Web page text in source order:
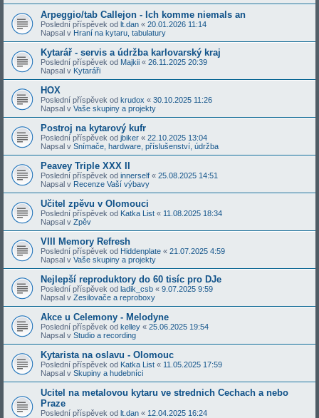
Arpeggio/tab Callejon - Ich komme niemals an
Poslední příspěvek od lt.dan « 20.01.2026 11:14
Napsal v Hraní na kytaru, tabulatury
Kytarář - servis a údržba karlovarský kraj
Poslední příspěvek od Majkii « 26.11.2025 20:39
Napsal v Kytaráři
HOX
Poslední příspěvek od krudox « 30.10.2025 11:26
Napsal v Vaše skupiny a projekty
Postroj na kytarový kufr
Poslední příspěvek od jbiker « 22.10.2025 13:04
Napsal v Snímače, hardware, příslušenství, údržba
Peavey Triple XXX II
Poslední příspěvek od innerself « 25.08.2025 14:51
Napsal v Recenze Vaší výbavy
Učitel zpěvu v Olomouci
Poslední příspěvek od Katka List « 11.08.2025 18:34
Napsal v Zpěv
VIII Memory Refresh
Poslední příspěvek od Hiddenplate « 21.07.2025 4:59
Napsal v Vaše skupiny a projekty
Nejlepší reproduktory do 60 tisíc pro DJe
Poslední příspěvek od ladik_csb « 9.07.2025 9:59
Napsal v Zesilovače a reproboxy
Akce u Celemony - Melodyne
Poslední příspěvek od kelley « 25.06.2025 19:54
Napsal v Studio a recording
Kytarista na oslavu - Olomouc
Poslední příspěvek od Katka List « 11.05.2025 17:59
Napsal v Skupiny a hudebníci
Ucitel na metalovou kytaru ve strednich Cechach a nebo
Praze
Poslední příspěvek od lt.dan « 12.04.2025 16:24